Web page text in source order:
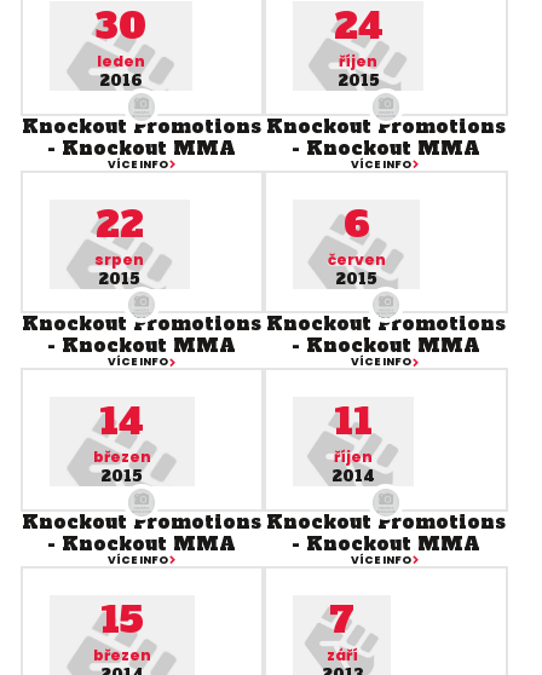
30
leden
2016
Knockout Promotions
- Knockout MMA
VÍCE INFO
24
říjen
2015
Knockout Promotions
- Knockout MMA
VÍCE INFO
22
srpen
2015
Knockout Promotions
- Knockout MMA
VÍCE INFO
6
červen
2015
Knockout Promotions
- Knockout MMA
VÍCE INFO
14
březen
2015
Knockout Promotions
- Knockout MMA
VÍCE INFO
11
říjen
2014
Knockout Promotions
- Knockout MMA
VÍCE INFO
15
březen
7
září